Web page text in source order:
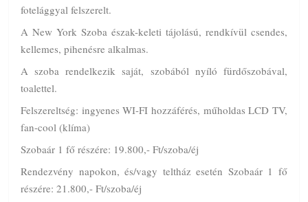
fotelággyal felszerelt.
A New York Szoba észak-keleti tájolású, rendkívül csendes,
kellemes, pihenésre alkalmas.
A szoba rendelkezik saját, szobából nyíló fürdőszobával,
toalettel.
Felszereltség: ingyenes WI-FI hozzáférés, műholdas LCD TV,
fan-cool (klíma)
Szobaár 1 fő részére: 19.800,- Ft/szoba/éj
Rendezvény napokon, és/vagy teltház esetén Szobaár 1 fő
részére: 21.800,- Ft/szoba/éj